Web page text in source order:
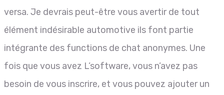
versa. Je devrais peut-être vous avertir de tout
élément indésirable automotive ils font partie
intégrante des functions de chat anonymes. Une
fois que vous avez L’software, vous n’avez pas
besoin de vous inscrire, et vous pouvez ajouter un